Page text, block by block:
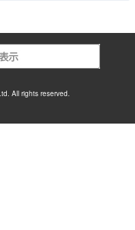
All rights reserved.